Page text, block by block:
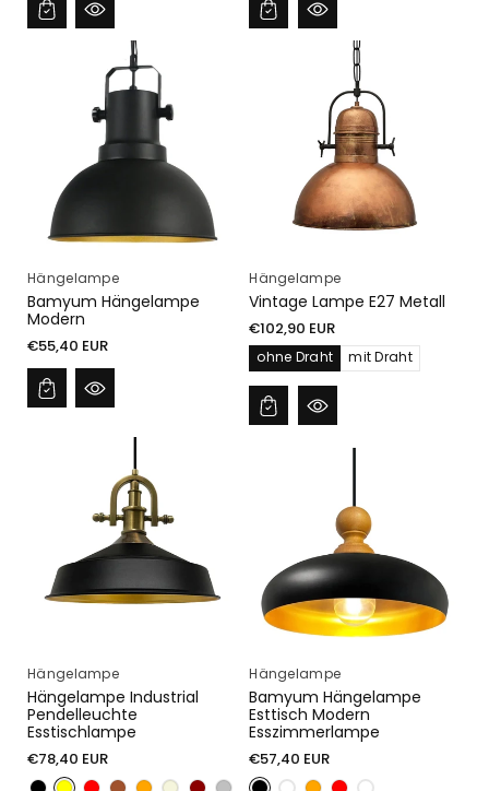
Hängelampe
Bamyum Hängelampe
Modern
Normaler
Preis
€55,40 EUR
Hängelampe
Vintage Lampe E27 Metall
Normaler
Preis
€102,90 EUR
ohne Draht mit Draht
Hängelampe
Hängelampe Industrial
Pendelleuchte
Esstischlampe
Normaler
Preis
€78,40 EUR
Hängelampe
Bamyum Hängelampe
Esttisch Modern
Esszimmerlampe
Normaler
Preis
€57,40 EUR